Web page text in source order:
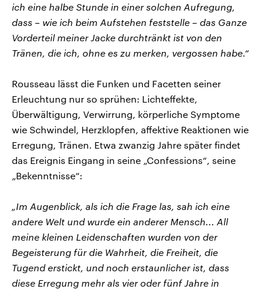
ich eine halbe Stunde in einer solchen Aufregung,
dass – wie ich beim Aufstehen feststelle – das Ganze
Vorderteil meiner Jacke durchtränkt ist von den
Tränen, die ich, ohne es zu merken, vergossen habe.“
Rousseau lässt die Funken und Facetten seiner
Erleuchtung nur so sprühen: Lichteffekte,
Überwältigung, Verwirrung, körperliche Symptome
wie Schwindel, Herzklopfen, affektive Reaktionen wie
Erregung, Tränen. Etwa zwanzig Jahre später findet
das Ereignis Eingang in seine „Confessions“, seine
„Bekenntnisse“:
„Im Augenblick, als ich die Frage las, sah ich eine
andere Welt und wurde ein anderer Mensch... All
meine kleinen Leidenschaften wurden von der
Begeisterung für die Wahrheit, die Freiheit, die
Tugend erstickt, und noch erstaunlicher ist, dass
diese Erregung mehr als vier oder fünf Jahre in